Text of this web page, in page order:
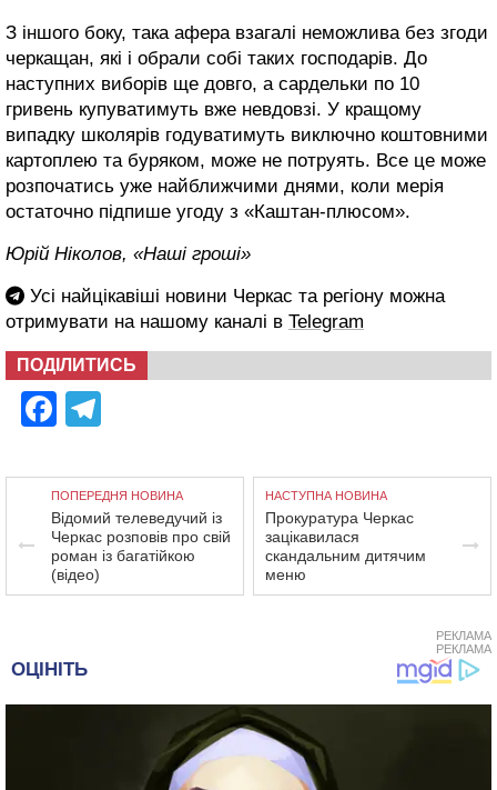
З іншого боку, така афера взагалі неможлива без згоди
черкащан, які і обрали собі таких господарів. До
наступних виборів ще довго, а сардельки по 10
гривень купуватимуть вже невдовзі. У кращому
випадку школярів годуватимуть виключно коштовними
картоплею та буряком, може не потруять. Все це може
розпочатись уже найближчими днями, коли мерія
остаточно підпише угоду з «Каштан-плюсом».
Юрій Ніколов, «Наші гроші»
Усі найцікавіші новини Черкас та регіону можна
отримувати на нашому каналі в Telegram
ПОДІЛИТИСЬ
Facebook
ПОПЕРЕДНЯ НОВИНА
Відомий телеведучий із
Черкас розповів про свій
роман із багатійкою
(відео)
НАСТУПНА НОВИНА
Прокуратура Черкас
зацікавилася
скандальним дитячим
меню
РЕКЛАМА
РЕКЛАМА